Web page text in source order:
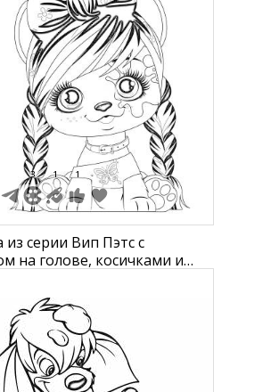
3 1 1
из серии Вип Пэтс с
на голове, косичками и